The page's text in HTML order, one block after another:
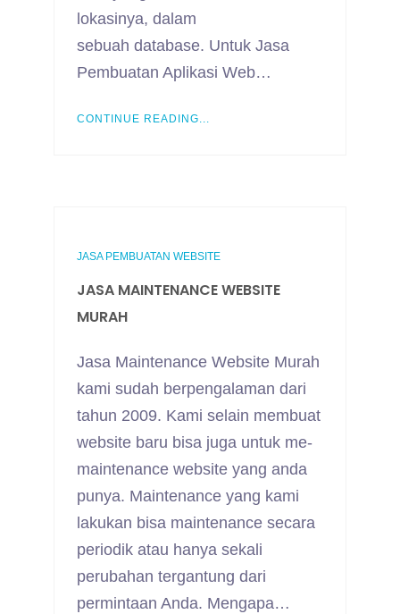
lokasinya, dalam
sebuah database. Untuk Jasa
Pembuatan Aplikasi Web…
CONTINUE READING...
JASA PEMBUATAN WEBSITE
JASA MAINTENANCE WEBSITE
MURAH
Jasa Maintenance Website Murah
kami sudah berpengalaman dari
tahun 2009. Kami selain membuat
website baru bisa juga untuk me-
maintenance website yang anda
punya. Maintenance yang kami
lakukan bisa maintenance secara
periodik atau hanya sekali
perubahan tergantung dari
permintaan Anda. Mengapa…